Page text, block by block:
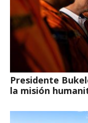
Presidente
la misión